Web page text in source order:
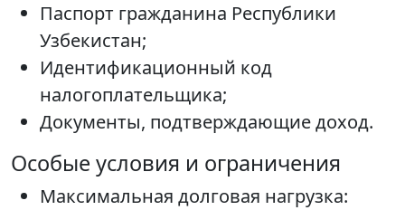
Паспорт гражданина Республики
Узбекистан;
Идентификационный код
налогоплательщика;
Документы, подтверждающие доход.
Особые условия и ограничения
Максимальная долговая нагрузка: